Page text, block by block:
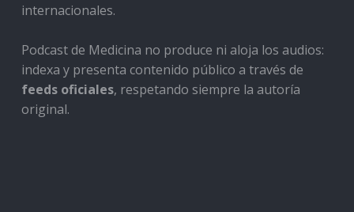
internacionales.
Podcast de Medicina no produce ni aloja los audios:
indexa y presenta contenido público a través de
feeds oficiales, respetando siempre la autoría
original.